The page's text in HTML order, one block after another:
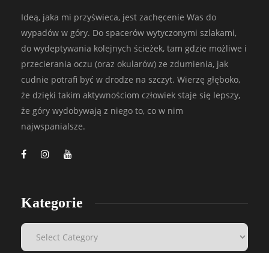
Ideą, jaka mi przyświeca, jest zachęcenie Was do
wypadów w góry. Do spacerów wytyczonymi szlakami,
do wydeptywania kolejnych ścieżek, tam gdzie możliwe i
przecierania oczu (oraz okularów) ze zdumienia, jak
cudnie potrafi być w drodze na szczyt. Wierzę głęboko,
że dzięki takim aktywnościom człowiek staje się lepszy,
że góry wydobywają z niego to, co w nim
najwspanialsze.
Kategorie